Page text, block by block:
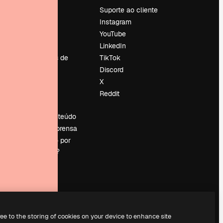
Tendências de
Vender conteúdo
Sala de imprensa
Procurando por
magnific.ai?
Suporte ao cliente
Instagram
YouTube
LinkedIn
TikTok
Discord
X
Reddit
to the storing of cookies on your device to enhance site